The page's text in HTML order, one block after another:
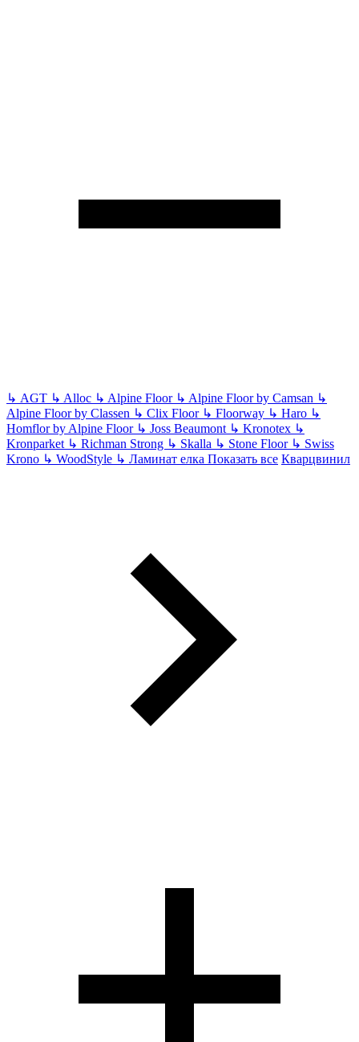
↳ AGT ↳ Alloc ↳ Alpine Floor ↳ Alpine Floor by Camsan ↳
Alpine Floor by Classen ↳ Clix Floor ↳ Floorway ↳ Haro ↳
Homflor by Alpine Floor ↳ Joss Beaumont ↳ Kronotex ↳
Kronparket ↳ Richman Strong ↳ Skalla ↳ Stone Floor ↳ Swiss
Krono ↳ WoodStyle ↳ Ламинат елка Показать все Кварцвинил